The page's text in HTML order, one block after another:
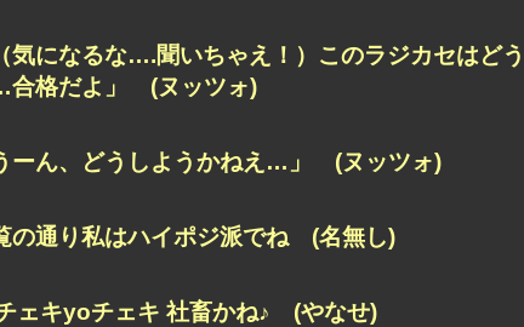
気になるな….聞いちゃえ！）このラジカセはど
合格だよ」 (ヌッツォ)
ーん、どうしようかねえ…」 (ヌッツォ)
の通り私はハイポジ派でね (名無し)
ェキyoチェキ 社畜かね♪ (やなせ)